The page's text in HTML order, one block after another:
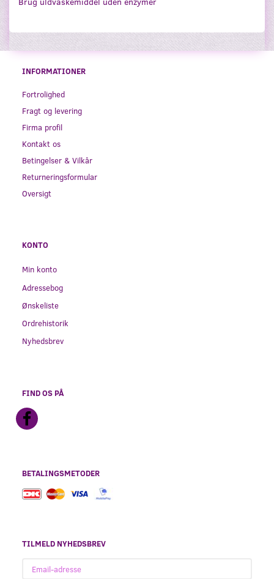
INFORMATIONER
Fortrolighed
Fragt og levering
Firma profil
Kontakt os
Betingelser & Vilkår
Returneringsformular
Oversigt
KONTO
Min konto
Adressebog
Ønskeliste
Ordrehistorik
Nyhedsbrev
FIND OS PÅ
BETALINGSMETODER
TILMELD NYHEDSBREV
adresse